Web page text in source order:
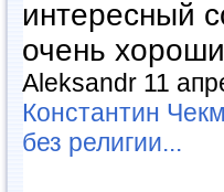
интересный
очень
Aleksandr 11
Константин
без религии...